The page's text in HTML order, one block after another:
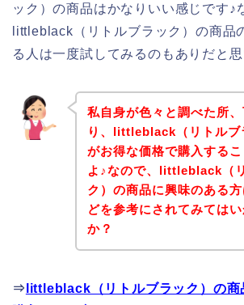
ック）の商品はかなりいい感じです♪
littleblack（リトルブラック）の商品
る人は一度試してみるのもありだと
私自身が色々と調べた所
り、littleblack（リトルブ
がお得な価格で購入する
よ♪なので、littleblack（
ク）の商品に興味のある
どを参考にされてみては
か？
⇒ littleblack（リトルブラック）の商